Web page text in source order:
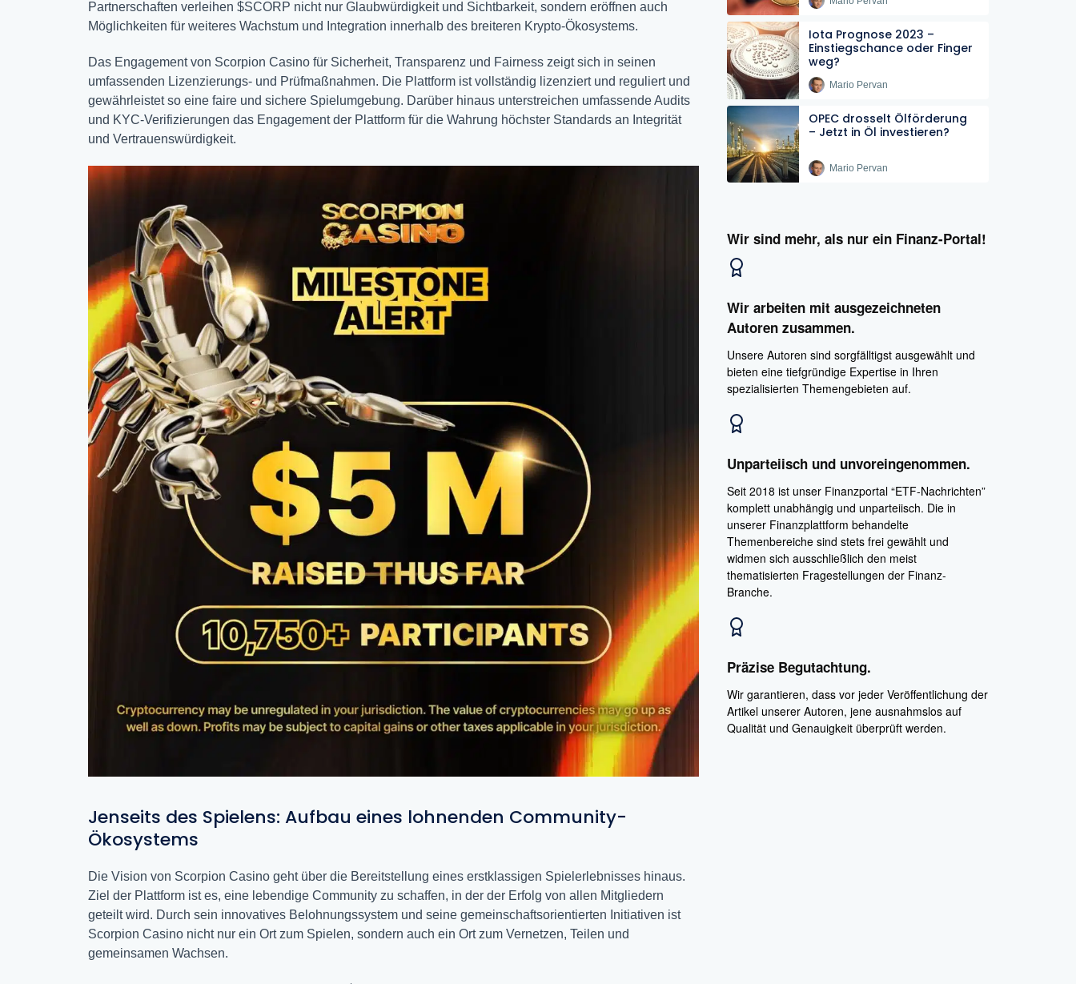
Partnerschaften verleihen $SCORP nicht nur Glaubwürdigkeit und Sichtbarkeit, sondern eröffnen auch
Möglichkeiten für weiteres Wachstum und Integration innerhalb des breiteren Krypto-Ökosystems.
Das Engagement von Scorpion Casino für Sicherheit, Transparenz und Fairness zeigt sich in seinen
umfassenden Lizenzierungs- und Prüfmaßnahmen. Die Plattform ist vollständig lizenziert und reguliert und
gewährleistet so eine faire und sichere Spielumgebung. Darüber hinaus unterstreichen umfassende Audits
und KYC-Verifizierungen das Engagement der Plattform für die Wahrung höchster Standards an Integrität
und Vertrauenswürdigkeit.
Jenseits des Spielens: Aufbau eines lohnenden Community-
Ökosystems
Die Vision von Scorpion Casino geht über die Bereitstellung eines erstklassigen Spielerlebnisses hinaus.
Ziel der Plattform ist es, eine lebendige Community zu schaffen, in der der Erfolg von allen Mitgliedern
geteilt wird. Durch sein innovatives Belohnungssystem und seine gemeinschaftsorientierten Initiativen ist
Scorpion Casino nicht nur ein Ort zum Spielen, sondern auch ein Ort zum Vernetzen, Teilen und
gemeinsamen Wachsen.
Iota Prognose 2023 –
Einstiegschance oder Finger
weg?
Mario Pervan
OPEC drosselt Ölförderung
– Jetzt in Öl investieren?
Mario Pervan
Wir sind mehr, als nur ein Finanz-Portal!
Wir arbeiten mit ausgezeichneten
Autoren zusammen.
Unsere Autoren sind sorgfälltigst ausgewählt und
bieten eine tiefgründige Expertise in Ihren
spezialisierten Themengebieten auf.
Unparteiisch und unvoreingenommen.
Seit 2018 ist unser Finanzportal “ETF-Nachrichten”
komplett unabhängig und unparteiisch. Die in
unserer Finanzplattform behandelte
Themenbereiche sind stets frei gewählt und
widmen sich ausschließlich den meist
thematisierten Fragestellungen der Finanz-
Branche.
Präzise Begutachtung.
Wir garantieren, dass vor jeder Veröffentlichung der
Artikel unserer Autoren, jene ausnahmslos auf
Qualität und Genauigkeit überprüft werden.